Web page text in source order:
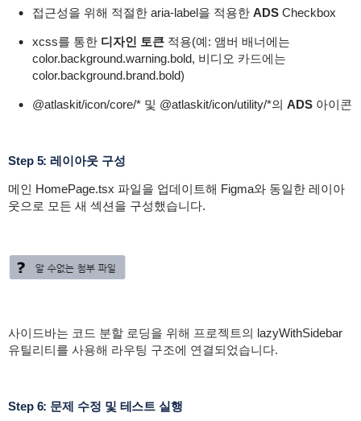
접근성을 위해 적절한 aria-label을 적용한 ADS Checkbox
xcss를 통한 디자인 토큰적용(예: 앰버 배너에는
color.background.warning.bold, 비디오 카드에는
color.background.brand.bold)
@atlaskit/icon/core/*및 @atlaskit/icon/utility/*의 ADS아이콘
Step 5: 레이아웃 구성
메인 HomePage.tsx 파일을 업데이트해 Figma와 동일한 레이아
웃으로 모든 새 섹션을 구성했습니다.
사이드바는 코드 분할 로딩을 위해 프로젝트의 lazyWithSidebar
유틸리티를 사용해 라우팅 구조에 연결되었습니다.
Step 6: 문제 수정 및 테스트 실행